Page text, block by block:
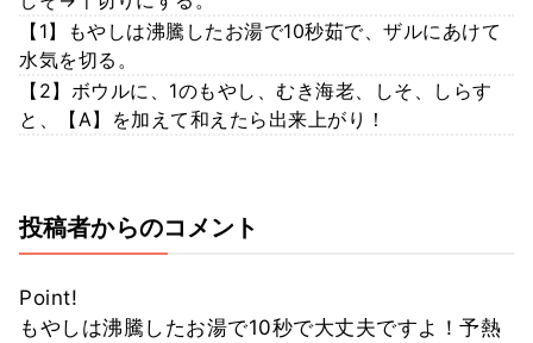
【1】もやしは沸騰したお湯で10秒茹で、ザルにあけて
水気を切る。
【2】ボウルに、1のもやし、むき海老、しそ、しらす
と、【A】を加えて和えたら出来上がり！
投稿者からのコメント
Point!
もやしは沸騰したお湯で10秒で大丈夫ですよ！予熱